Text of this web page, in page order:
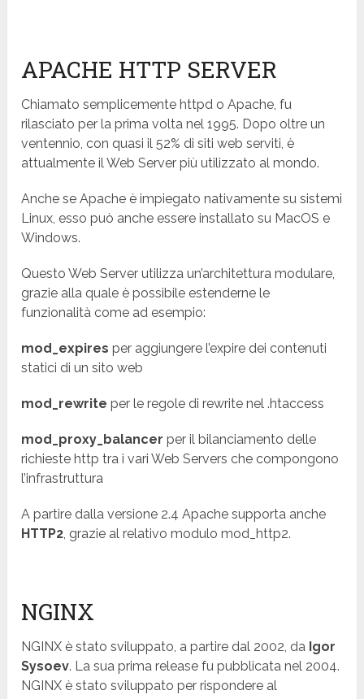
APACHE HTTP SERVER
Chiamato semplicemente httpd o Apache, fu
rilasciato per la prima volta nel 1995. Dopo oltre un
ventennio, con quasi il 52% di siti web serviti, è
attualmente il Web Server più utilizzato al mondo.
Anche se Apache è impiegato nativamente su sistemi
Linux, esso può anche essere installato su MacOS e
Windows.
Questo Web Server utilizza un’architettura modulare,
grazie alla quale è possibile estenderne le
funzionalità come ad esempio:
mod_expires per aggiungere l’expire dei contenuti
statici di un sito web
mod_rewrite per le regole di rewrite nel .htaccess
mod_proxy_balancer per il bilanciamento delle
richieste http tra i vari Web Servers che compongono
l’infrastruttura
A partire dalla versione 2.4 Apache supporta anche
HTTP2 , grazie al relativo modulo mod_http2.
NGINX
NGINX è stato sviluppato, a partire dal 2002, da Igor
Sysoev. La sua prima release fu pubblicata nel 2004.
NGINX è stato sviluppato per rispondere al